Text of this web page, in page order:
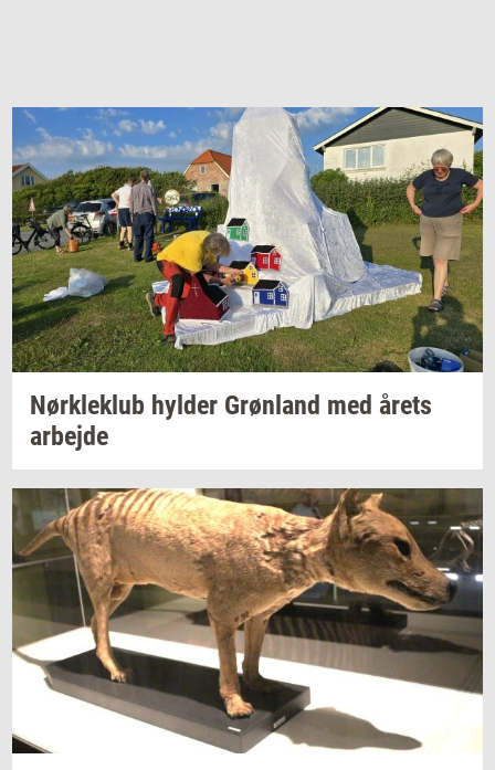
Nørk­le­klub hyl­der Grøn­land med årets
ar­bej­de